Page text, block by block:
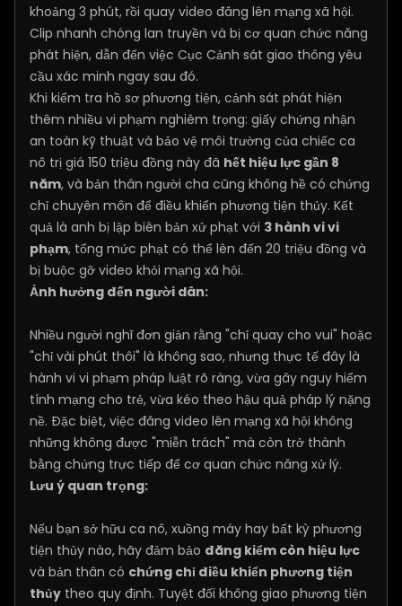
khoảng 3 phút, rồi quay video đăng lên mạng xã hội.
Clip nhanh chóng lan truyền và bị cơ quan chức năng
phát hiện, dẫn đến việc Cục Cảnh sát giao thông yêu
cầu xác minh ngay sau đó.
Khi kiểm tra hồ sơ phương tiện, cảnh sát phát hiện
thêm nhiều vi phạm nghiêm trọng: giấy chứng nhận
an toàn kỹ thuật và bảo vệ môi trường của chiếc ca
nô trị giá 150 triệu đồng này đã hết hiệu lực gần 8
năm, và bản thân người cha cũng không hề có chứng
chỉ chuyên môn để điều khiển phương tiện thủy. Kết
quả là anh bị lập biên bản xử phạt với 3 hành vi vi
phạm, tổng mức phạt có thể lên đến 20 triệu đồng và
bị buộc gỡ video khỏi mạng xã hội.
Ảnh hưởng đến người dân:
Nhiều người nghĩ đơn giản rằng "chỉ quay cho vui" hoặc
"chỉ vài phút thôi" là không sao, nhưng thực tế đây là
hành vi vi phạm pháp luật rõ ràng, vừa gây nguy hiểm
tính mạng cho trẻ, vừa kéo theo hậu quả pháp lý nặng
nề. Đặc biệt, việc đăng video lên mạng xã hội không
những không được "miễn trách" mà còn trở thành
bằng chứng trực tiếp để cơ quan chức năng xử lý.
Lưu ý quan trọng:
Nếu bạn sở hữu ca nô, xuồng máy hay bất kỳ phương
tiện thủy nào, hãy đảm bảo đăng kiểm còn hiệu lực
và bản thân có chứng chỉ điều khiển phương tiện
thủy theo quy định. Tuyệt đối không giao phương tiện